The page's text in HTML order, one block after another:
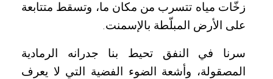
زخّات مياه تتسرب من مكان ما، وتسقط متتابعة
على الأرض المبلّطة بالإسمنت.
سرنا في النفق تحيط بنا جدرانه الرمادية
المصقولة، وأشعة الضوء الفضية التي لا يعرف